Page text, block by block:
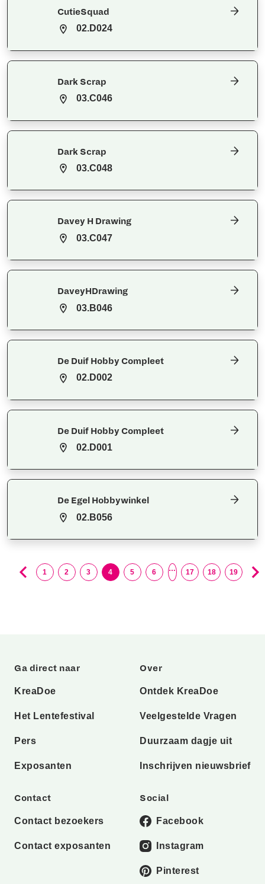
CutieSquad
02.D024
Dark Scrap
03.C046
Dark Scrap
03.C048
Davey H Drawing
03.C047
DaveyHDrawing
03.B046
De Duif Hobby Compleet
02.D002
De Duif Hobby Compleet
02.D001
De Egel Hobbywinkel
02.B056
1 2 3 4 5 6 … 17 18 19
Ga direct naar
KreaDoe
Het Lentefestival
Pers
Exposanten
Over
Ontdek KreaDoe
Veelgestelde Vragen
Duurzaam dagje uit
Inschrijven nieuwsbrief
Contact
Contact bezoekers
Contact exposanten
Social
Facebook
Instagram
Pinterest